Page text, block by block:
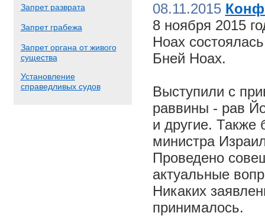
Запрет разврата
Запрет грабежа
Запрет органа от живого
существа
Установление
справедливых судов
08.11.2015
8 ноября 2015
Ноах
Бней Ноах.
Выступили с
раввины - рав
и другие. Также
министра
Проведено
актуальные
Никаких
принималось.